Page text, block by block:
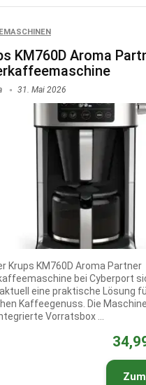
KM760D Aroma
31. Mai 2026
Krups KM760D Aroma Partner
bei Cyberport
eine praktische Lösung
Kaffeegenuss. Die
Vorratsbox ...